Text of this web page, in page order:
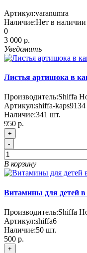
Артикул:varanumra
Наличие:Нет в наличии
0
3 000 р.
Уведомить
Листья артишока в
Производитель:Shiffa
Артикул:shiffa-kaps9134
Наличие:341 шт.
950 р.
+
-
В корзину
Витамины для детей
Производитель:Shiffa
Артикул:shiffa6
Наличие:50 шт.
500 р.
+